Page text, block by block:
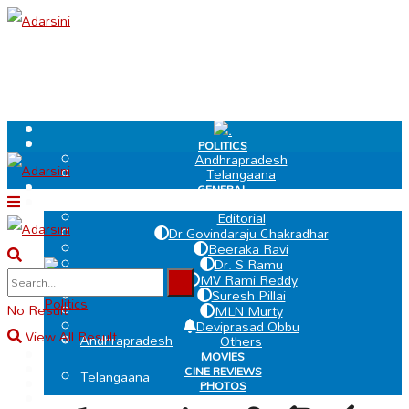
.
POLITICS
Andhrapradesh
Telangaana
GENERAL
Editorial
Dr Govindaraju Chakradhar
Beeraka Ravi
Dr. S Ramu
MV Rami Reddy
Suresh Pillai
MLN Murty
Deviprasad Obbu
Others
MOVIES
CINE REVIEWS
PHOTOS
VIDEOS
.
Politics
Andhrapradesh
Telangaana
No Result
View All Result